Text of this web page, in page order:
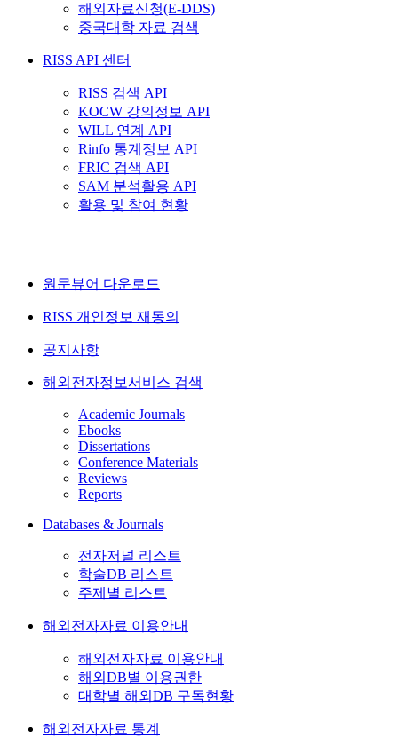
해외자료신청(E-DDS)
중국대학 자료 검색
RISS API 센터
RISS 검색 API
KOCW 강의정보 API
WILL 연계 API
Rinfo 통계정보 API
FRIC 검색 API
SAM 분석활용 API
활용 및 참여 현황
원문뷰어 다운로드
RISS 개인정보 재동의
공지사항
해외전자정보서비스 검색
Academic Journals
Ebooks
Dissertations
Conference Materials
Reviews
Reports
Databases & Journals
전자저널 리스트
학술DB 리스트
주제별 리스트
해외전자자료 이용안내
해외전자자료 이용안내
해외DB별 이용권한
대학별 해외DB 구독현황
해외전자자료 통계